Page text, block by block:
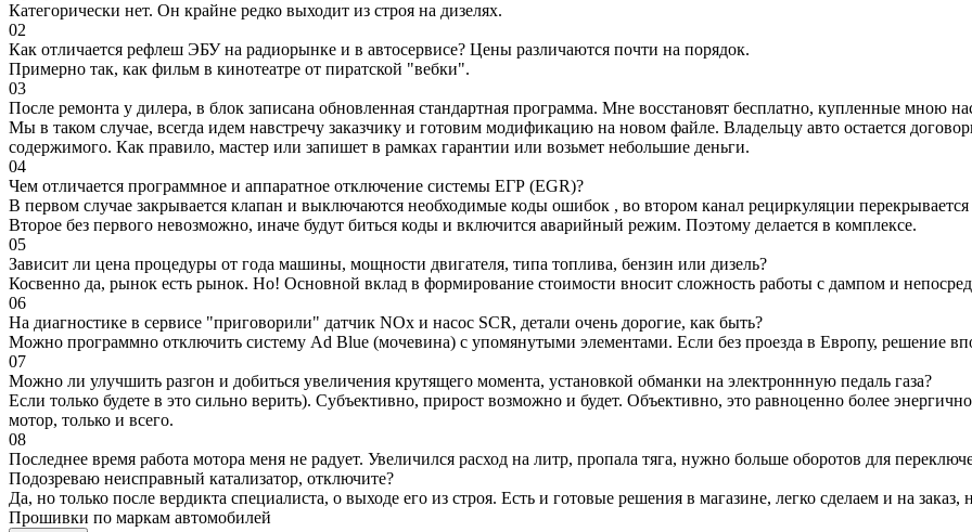
Категорически нет. Он крайне редко выходит из строя на дизелях.
02
Как отличается рефлеш ЭБУ на радиорынке и в автосервисе? Цены различаются почти на порядок.
Примерно так, как фильм в кинотеатре от пиратской "вебки".
03
После ремонта у дилера, в блок записана обновленная стандартная программа. Мне восстановят бесплатно, купленные мною
Мы в таком случае, всегда идем навстречу заказчику и готовим модификацию на новом файле. Владельцу авто остается
содержимого. Как правило, мастер или запишет в рамках гарантии или возьмет небольшие деньги.
04
Чем отличается программное и аппаратное отключение системы ЕГР (EGR)?
В первом случае закрывается клапан и выключаются необходимые коды ошибок , во втором канал рециркуляции
Второе без первого невозможно, иначе будут биться коды и включится аварийный режим. Поэтому делается в комплексе.
05
Зависит ли цена процедуры от года машины, мощности двигателя, типа топлива, бензин или дизель?
Косвенно да, рынок есть рынок. Но! Основной вклад в формирование стоимости вносит сложность работы с дампом и
06
На диагностике в сервисе "приговорили" датчик NOx и насос SCR, детали очень дорогие, как быть?
Можно программно отключить систему Ad Blue (мочевина) с упомянутыми элементами. Если без проезда в Европу, решение
07
Можно ли улучшить разгон и добиться увеличения крутящего момента, установкой обманки на электроннную педаль газа?
Если только будете в это сильно верить). Субъективно, прирост возможно и будет. Объективно, это равноценно более
мотор, только и всего.
08
Последнее время работа мотора меня не радует. Увеличился расход на литр, пропала тяга, нужно больше оборотов для
Подозреваю неисправный катализатор, отключите?
Да, но только после вердикта специалиста, о выходе его из строя. Есть и готовые решения в магазине, легко сделаем и на заказ,
Прошивки по маркам автомобилей